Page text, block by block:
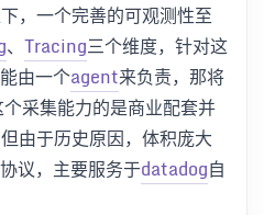
，一个完善的可观测性至
、 Tracing三个维度，针对这
由一个agent来负责，那将
采集能力的是商业配套并
由于历史原因，体积庞大
议，主要服务于datadog自